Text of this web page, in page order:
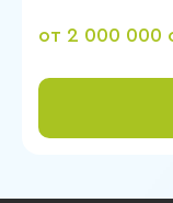
от 2 000 000